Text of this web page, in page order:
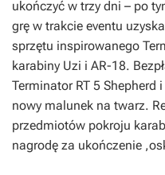
ukończyć w trzy dni – po
grę w trakcie eventu
sprzętu inspirowanego
karabiny Uzi i AR-18.
Terminator RT 5 Shepherd
nowy malunek na twarz.
przedmiotów pokroju
nagrodę za ukończenie